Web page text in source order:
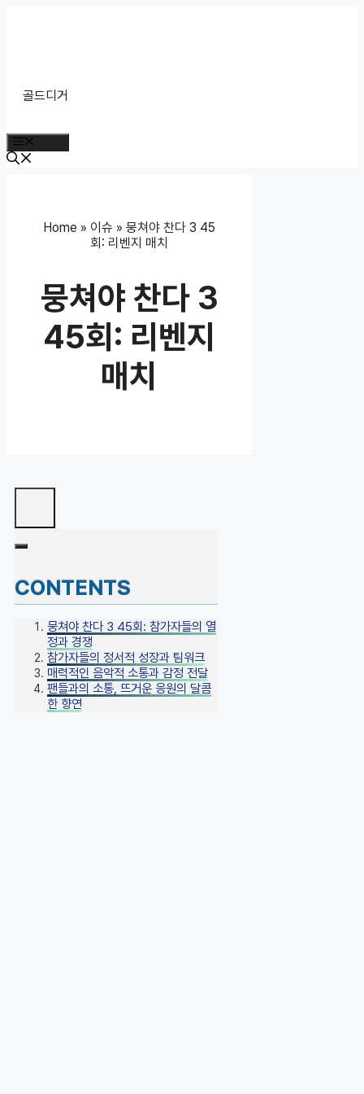
골드디거
Home » 이슈 »뭉쳐야 찬다 3 45
회: 리벤지 매치
뭉쳐야 찬다 3
45회: 리벤지
매치
CONTENTS
뭉쳐야 찬다 3 45회: 참가자들의 열
정과 경쟁
참가자들의 정서적 성장과 팀워크
매력적인 음악적 소통과 감정 전달
팬들과의 소통, 뜨거운 응원의 달콤
한 향연